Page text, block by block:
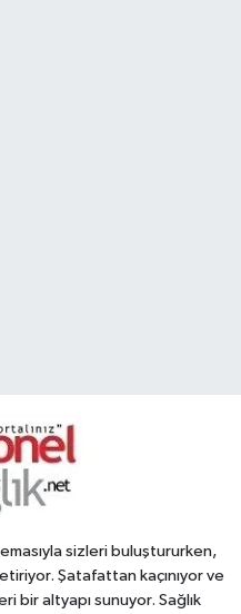
sizleri buluştururken,
Şatafattan kaçınıyor ve
bir altyapı sunuyor. Sağlık